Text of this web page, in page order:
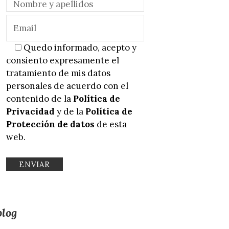
Quedo informado, acepto y
consiento expresamente el
tratamiento de mis datos
personales de acuerdo con el
contenido de la Política de
Privacidad y de la Política de
Protección de datos de esta
web.